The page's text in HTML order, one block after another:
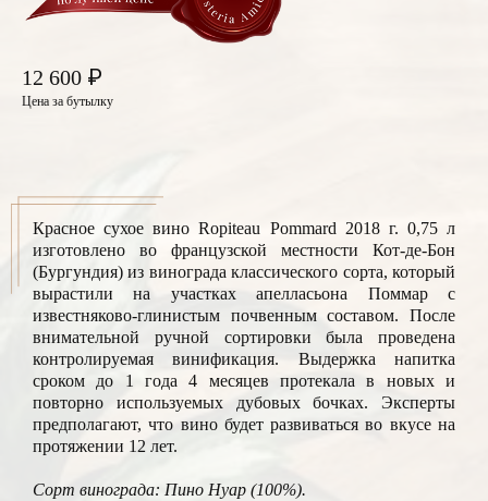
12 600 ₽
Цена за бутылку
Красное сухое вино Ropiteau Pommard 2018 г. 0,75 л
изготовлено во французской местности Кот-де-Бон
(Бургундия) из винограда классического сорта, который
вырастили на участках апелласьона Поммар с
известняково-глинистым почвенным составом. После
внимательной ручной сортировки была проведена
контролируемая винификация. Выдержка напитка
сроком до 1 года 4 месяцев протекала в новых и
повторно используемых дубовых бочках. Эксперты
предполагают, что вино будет развиваться во вкусе на
протяжении 12 лет.
Сорт винограда: Пино Нуар (100%).